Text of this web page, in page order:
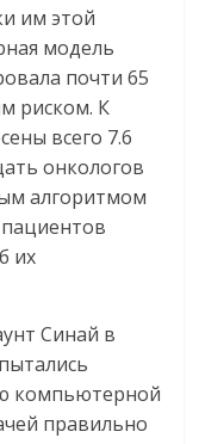
им этой
модель
почти 65
риском. К
всего 7.6
онкологов
алгоритмом
их
Синай в
компьютерной
правильно